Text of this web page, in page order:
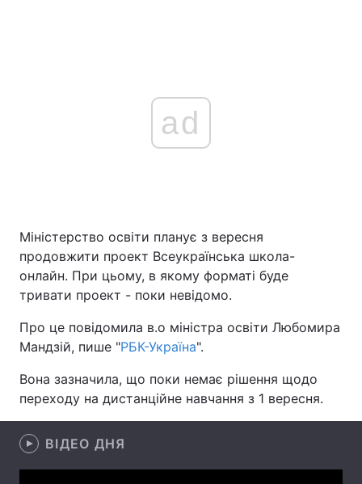
Головна Війна
Україна Політика
Спорт Наука
Техно і зв'язок
ad
Міністерство освіти планує з вересня
продовжити проект Всеукраїнська школа-
онлайн. При цьому, в якому форматі буде
тривати проект - поки невідомо.
Про це повідомила в.о міністра освіти Любомира
Мандзій, пише "РБК-Україна".
Вона зазначила, що поки немає рішення щодо
переходу на дистанційне навчання з 1 вересня.
ВІДЕО ДНЯ